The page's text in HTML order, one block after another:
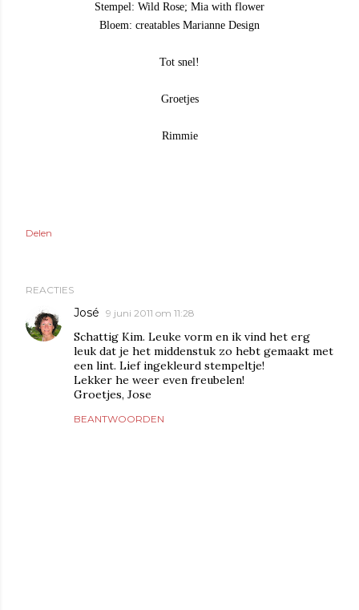
Stempel: Wild Rose; Mia with flower
Bloem: creatables Marianne Design
Tot snel!
Groetjes
Rimmie
Delen
REACTIES
José 9 juni 2011 om 11:28
Schattig Kim. Leuke vorm en ik vind het erg
leuk dat je het middenstuk zo hebt gemaakt met
een lint. Lief ingekleurd stempeltje!
Lekker he weer even freubelen!
Groetjes, Jose
BEANTWOORDEN